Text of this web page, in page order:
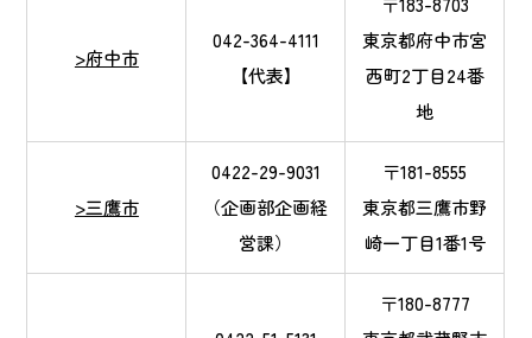
>府中市
042-364-4111
【代表】
東京都府中市宮
西町2丁目24番
地
>三鷹市
0422-29-9031
（企画部企画経
営課）
〒181-8555
東京都三鷹市野
崎一丁目1番1号
〒180-8777